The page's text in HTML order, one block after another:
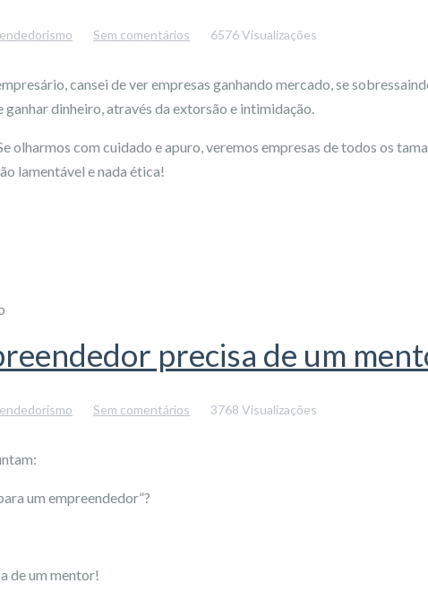
Sem comentários 6576 Visualizações
cansei de ver empresas ganhando mercado, se
ganhar dinheiro, através da extorsão e intimidação.
olharmos com cuidado e apuro, veremos empresas de todos os
lamentável e nada ética!
precisa de um
Sem comentários 3768 Visualizações
um empreendedor”?
de um mentor!